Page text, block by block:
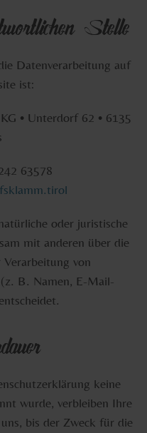
Stelle
Datenverarbeitung auf
ist:
• Unterdorf 62 • 6135
63578
oder juristische
mit anderen über die
von
B. Namen, E-Mail-
keine
wurde, verbleiben Ihre
bis der Zweck für die